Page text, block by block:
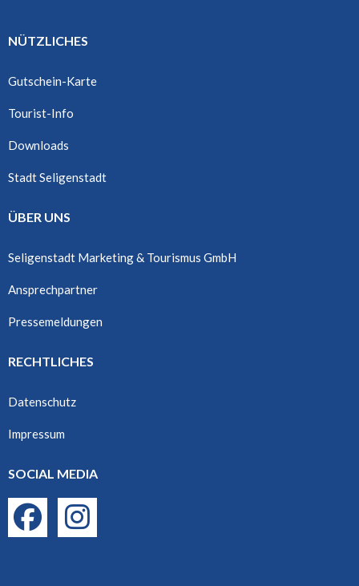
NÜTZLICHES
Gutschein-Karte
Tourist-Info
Downloads
Stadt Seligenstadt
ÜBER UNS
Seligenstadt Marketing & Tourismus GmbH
Ansprechpartner
Pressemeldungen
RECHTLICHES
Datenschutz
Impressum
SOCIAL MEDIA